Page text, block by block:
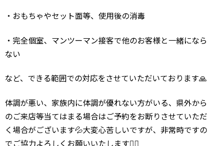
・おもちゃやセット面等、使用後の消毒
・完全個室、マンツーマン接客で他のお客様と一緒になら
ない
など、できる範囲での対応をさせていただいております🙏
体調が悪い、家族内に体調が優れない方がいる、県外から
のご来店等当てはまる場合はご予約をお断りさせていただ
く場合がございます💦大変心苦しいですが、非常時ですの
でご協力よろしくお願いいたします🙇‍♂️